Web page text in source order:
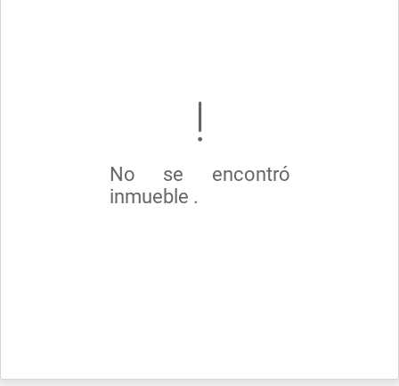
No se encontró
inmueble .